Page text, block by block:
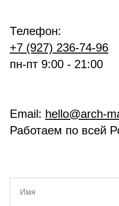
Телефон:
+7 (927) 236-74-96
пн-пт 9:00 - 21:00
Email: hello@arch-
Работаем по всей